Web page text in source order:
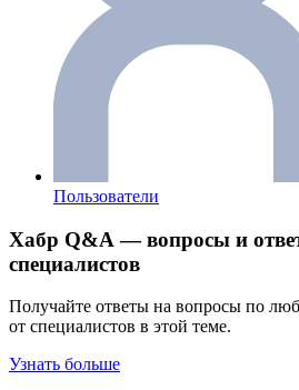
Пользователи
Хабр Q&A — вопросы и
специалистов
Получайте ответы на вопросы по
от специалистов в этой теме.
Узнать больше